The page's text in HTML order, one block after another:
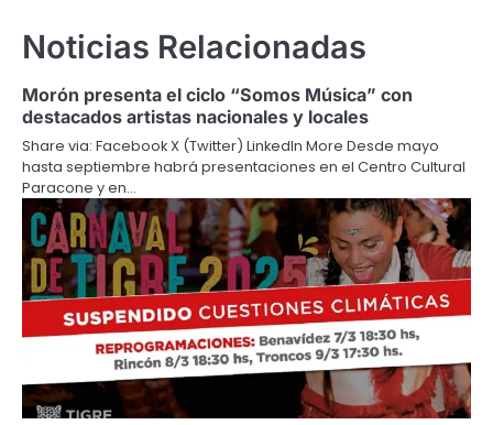
Noticias Relacionadas
Morón presenta el ciclo “Somos Música” con
destacados artistas nacionales y locales
Share via: Facebook X (Twitter) LinkedIn More Desde mayo
hasta septiembre habrá presentaciones en el Centro Cultural
Paracone y en…